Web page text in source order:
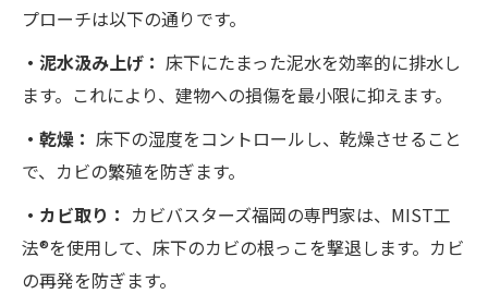
プローチは以下の通りです。
・泥水汲み上げ： 床下にたまった泥水を効率的に排水し
ます。これにより、建物への損傷を最小限に抑えます。
・乾燥： 床下の湿度をコントロールし、乾燥させること
で、カビの繁殖を防ぎます。
・カビ取り： カビバスターズ福岡の専門家は、MIST工
法®を使用して、床下のカビの根っこを撃退します。カビ
の再発を防ぎます。